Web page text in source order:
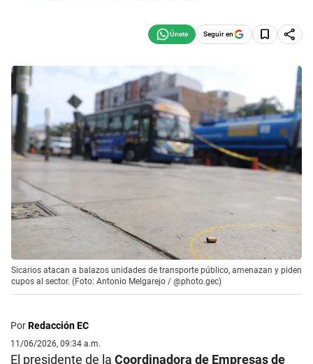
Seguir en
Sicarios atacan a balazos unidades de transporte público, amenazan y piden
cupos al sector. (Foto: Antonio Melgarejo / @photo.gec)
PorRedacción EC
11/06/2026, 09:34 a.m.
El presidente de la Coordinadora de Empresas de